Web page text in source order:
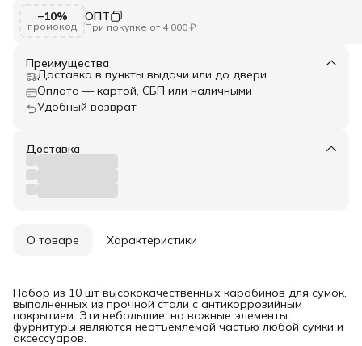
−10%
промокод
ОПТ
При покупке от 4 000 ₽
Преимущества
Доставка в пункты выдачи или до двери
Оплата — картой, СБП или наличными
Удобный возврат
Доставка
О товаре Характеристики
Набор из 10 шт высококачественных карабинов для сумок,
выполненных из прочной стали с антикоррозийным
покрытием. Эти небольшие, но важные элементы
фурнитуры являются неотъемлемой частью любой сумки и
аксессуаров.